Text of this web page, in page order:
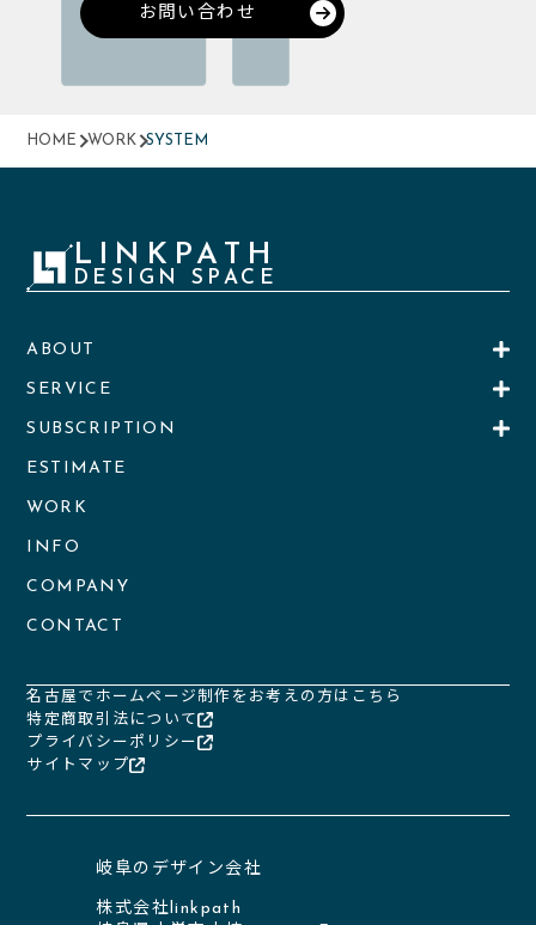
お問い合わせ
HOME WORK SYSTEM
LINKPATH
DESIGN SPACE
ABOUT
SERVICE
SUBSCRIPTION
ESTIMATE
WORK
INFO
COMPANY
CONTACT
名古屋でホームページ制作をお考えの方はこちら
特定商取引法について
プライバシーポリシー
サイトマップ
岐阜のデザイン会社
株式会社linkpath